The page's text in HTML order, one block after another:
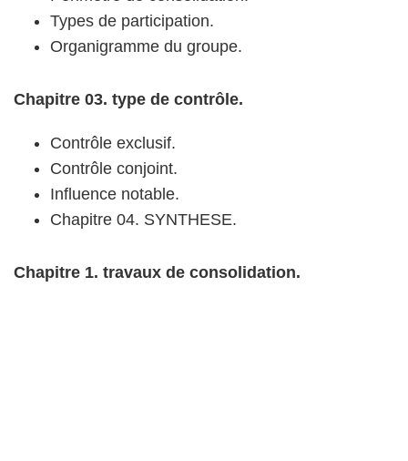
Types de participation.
Organigramme du groupe.
Chapitre 03. type de contrôle.
Contrôle exclusif.
Contrôle conjoint.
Influence notable.
Chapitre 04. SYNTHESE.
Chapitre 1. travaux de consolidation.